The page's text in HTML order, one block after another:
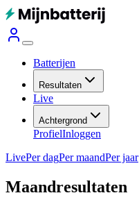
Batterijen
Resultaten
Live
Achtergrond
ProfielInloggen
LivePer dagPer maandPer jaar
Maandresultaten